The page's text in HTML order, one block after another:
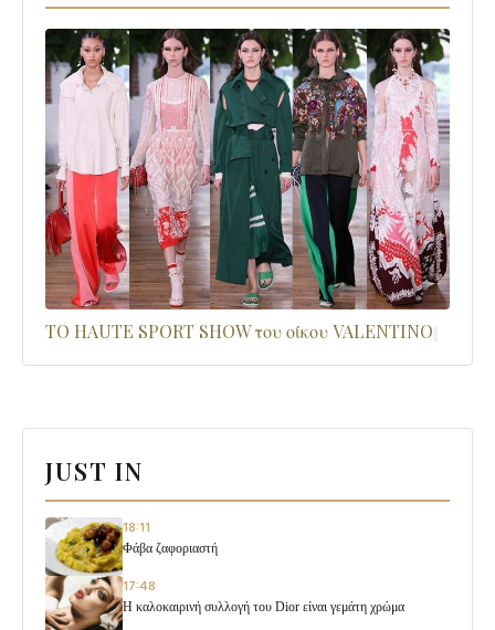
TO HAUTE SPORT SHOW του οίκου VALENTINO
JUST IN
18:11
Φάβα ζαφοριαστή
17:48
H καλοκαιρινή συλλογή του Dior είναι γεμάτη χρώμα